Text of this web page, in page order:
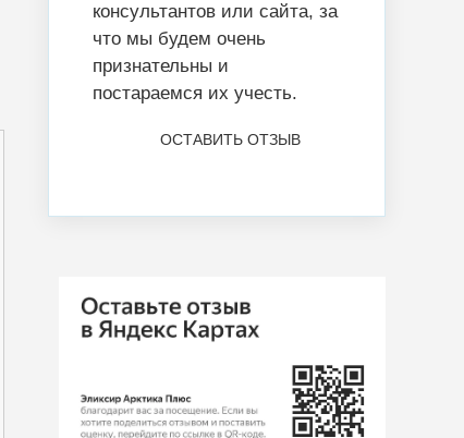
консультантов или сайта, за
что мы будем очень
признательны и
постараемся их учесть.
ОСТАВИТЬ ОТЗЫВ